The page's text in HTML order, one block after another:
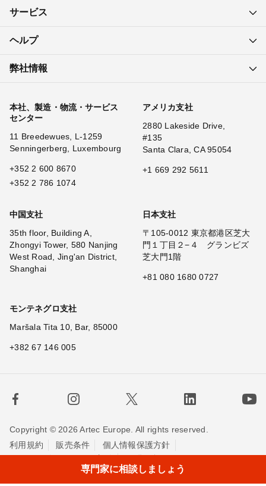
サービス
ヘルプ
弊社情報
本社、製造・物流・サービス
センター
11 Breedewues, L-1259
Senningerberg, Luxembourg
+352 2 600 8670
+352 2 786 1074
アメリカ支社
2880 Lakeside Drive,
#135
Santa Clara, CA 95054
+1 669 292 5611
中国支社
35th floor, Building A,
Zhongyi Tower, 580 Nanjing
West Road, Jing'an District,
Shanghai
日本支社
〒105-0012 東京都港区芝大
門１丁目２−４ グランビズ
芝大門1階
+81 080 1680 0727
モンテネグロ支社
Maršala Tita 10, Bar, 85000
+382 67 146 005
Copyright © 2026 Artec Europe. All rights reserved.
利用規約
販売条件
個人情報保護方針
専門家に相談しましょう